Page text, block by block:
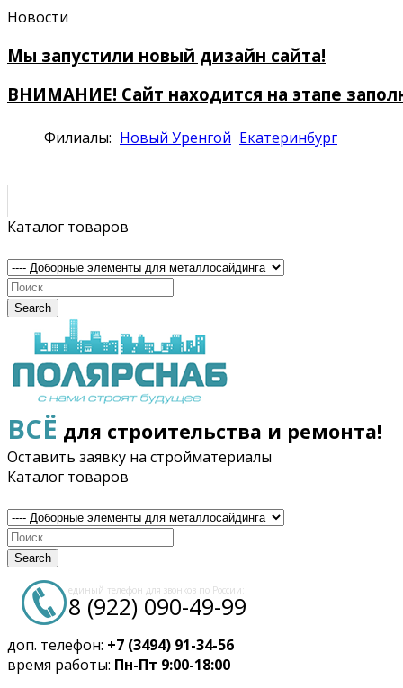
Новости
Мы запустили новый дизайн сайта!
ВНИМАНИЕ! Сайт находится на этапе
Филиалы: Новый Уренгой Екатеринбург
Каталог товаров
Search
ВСЁ для строительства и ремонта!
Оставить заявку на стройматериалы
Каталог товаров
Search
единый телефон для звонков по России:
8 (922) 090-49-99
доп. телефон: +7 (3494) 91-34-56
время работы: Пн-Пт 9:00-18:00